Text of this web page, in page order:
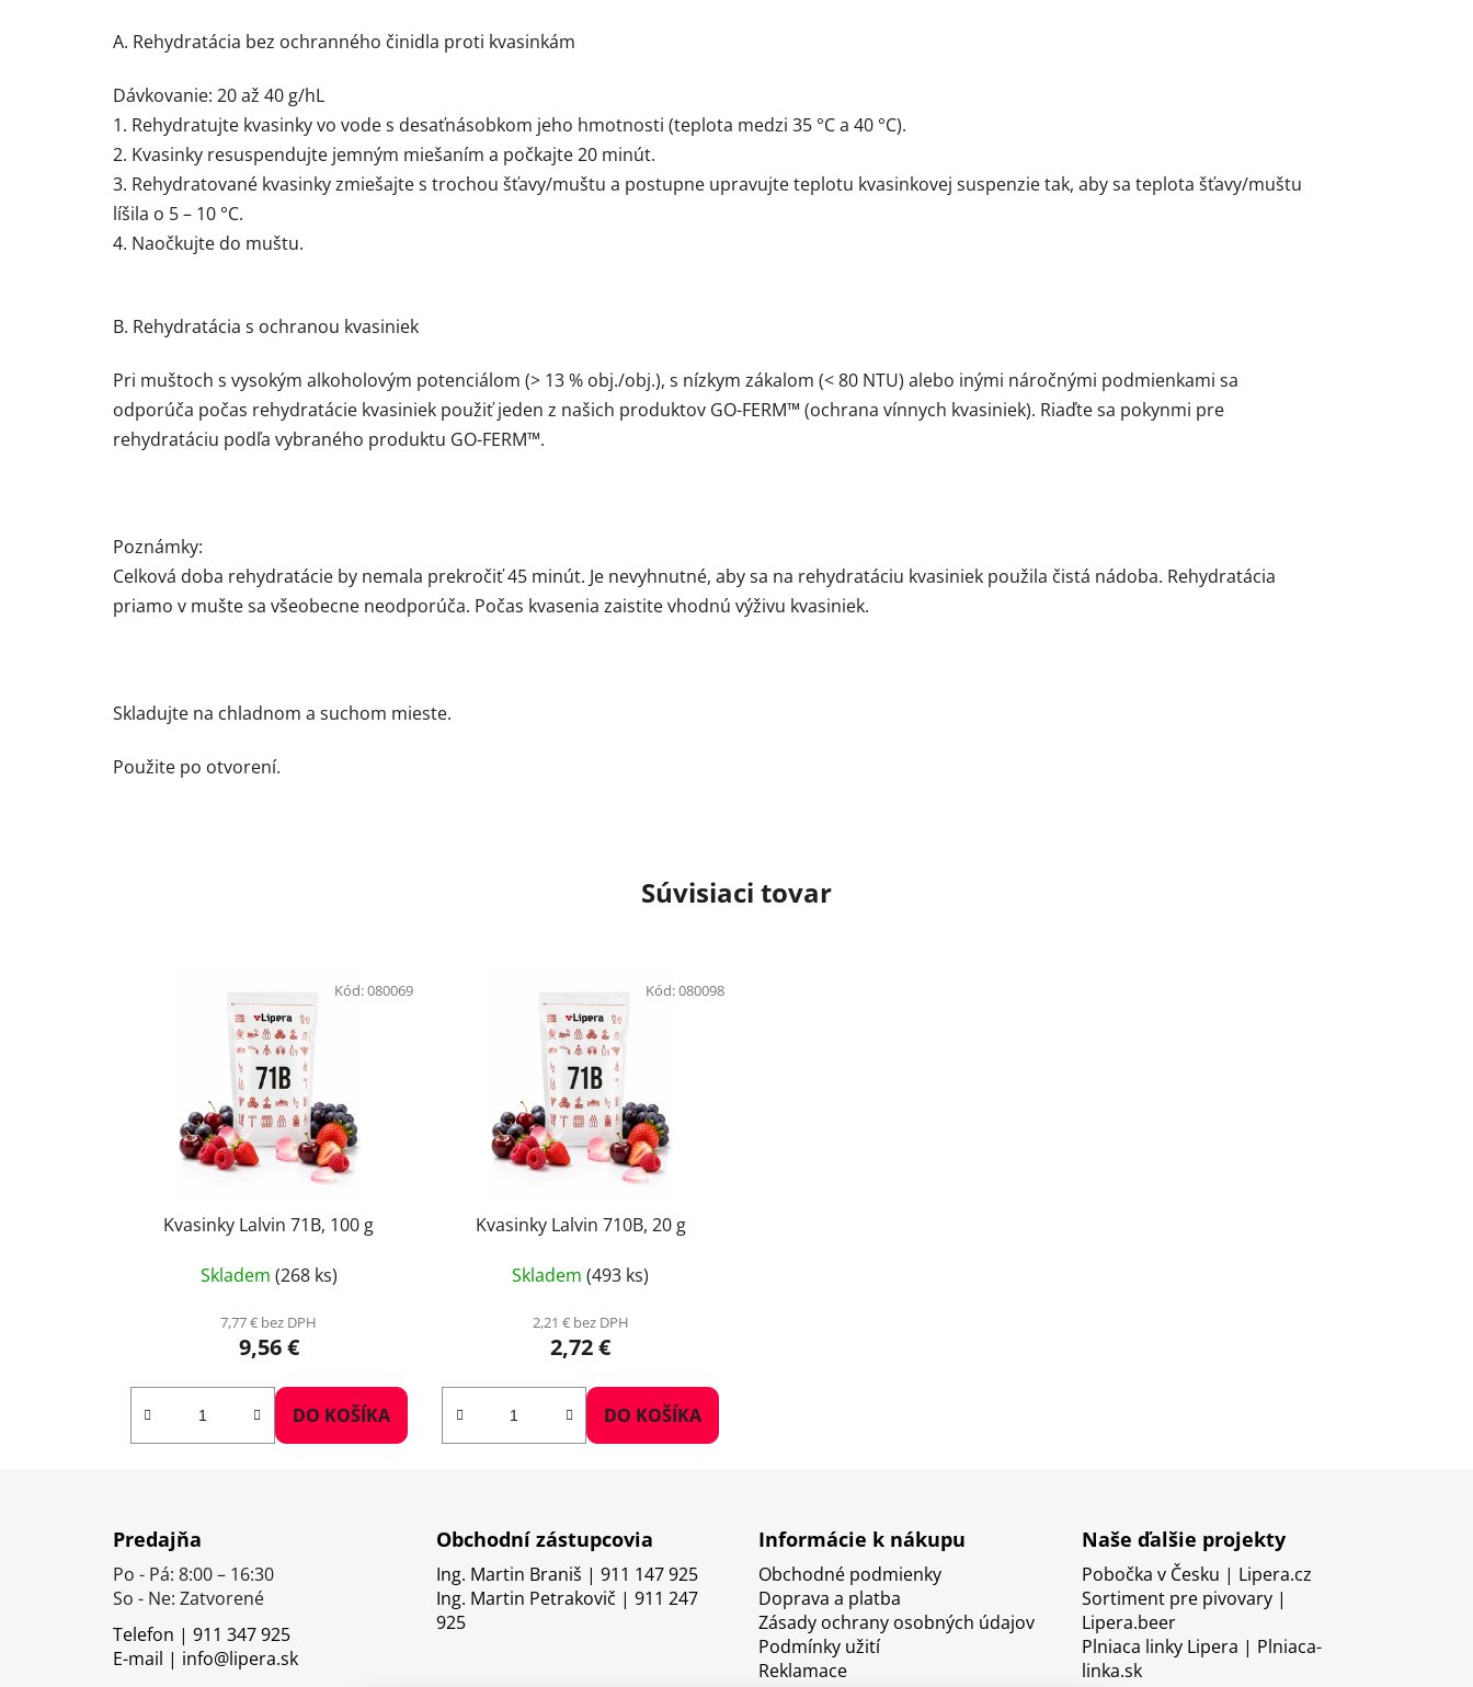
A. Rehydratácia bez ochranného činidla proti kvasinkám
Dávkovanie: 20 až 40 g/hL
1. Rehydratujte kvasinky vo vode s desaťnásobkom jeho hmotnosti (teplota medzi 35 °C a 40 °C).
2. Kvasinky resuspendujte jemným miešaním a počkajte 20 minút.
3. Rehydratované kvasinky zmiešajte s trochou šťavy/muštu a postupne upravujte teplotu kvasinkovej suspenzie tak, aby sa teplota šťavy/muštu
líšila o 5 – 10 °C.
4. Naočkujte do muštu.
B. Rehydratácia s ochranou kvasiniek
Pri muštoch s vysokým alkoholovým potenciálom (> 13 % obj./obj.), s nízkym zákalom (< 80 NTU) alebo inými náročnými podmienkami sa
odporúča počas rehydratácie kvasiniek použiť jeden z našich produktov GO-FERM™ (ochrana vínnych kvasiniek). Riaďte sa pokynmi pre
rehydratáciu podľa vybraného produktu GO-FERM™.
Poznámky:
Celková doba rehydratácie by nemala prekročiť 45 minút. Je nevyhnutné, aby sa na rehydratáciu kvasiniek použila čistá nádoba. Rehydratácia
priamo v mušte sa všeobecne neodporúča. Počas kvasenia zaistite vhodnú výživu kvasiniek.
Skladujte na chladnom a suchom mieste.
Použite po otvorení.
Súvisiaci tovar
Kvasinky Lalvin 71B, 100 g
Skladem (268 ks)
7,77 € bez DPH
9,56 €
DO KOŠÍKA
Kód:080069
Kvasinky Lalvin 710B, 20 g
Skladem(493 ks)
2,21 € bez DPH
2,72 €
DO KOŠÍKA
Kód:080098
Predajňa
Po - Pá: 8:00 – 16:30
So - Ne: Zatvorené
Telefon | 911 347 925
E-mail | info@lipera.sk
Obchodní zástupcovia
Ing. Martin Braniš | 911 147 925
Ing. Martin Petrakovič | 911 247
925
Informácie k nákupu
Obchodné podmienky
Doprava a platba
Zásady ochrany osobných údajov
Podmínky užití
Reklamace
Naše ďalšie projekty
Pobočka v Česku | Lipera.cz
Sortiment pre pivovary |
Lipera.beer
Plniaca linky Lipera | Plniaca-
linka.sk